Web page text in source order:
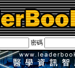
密碼